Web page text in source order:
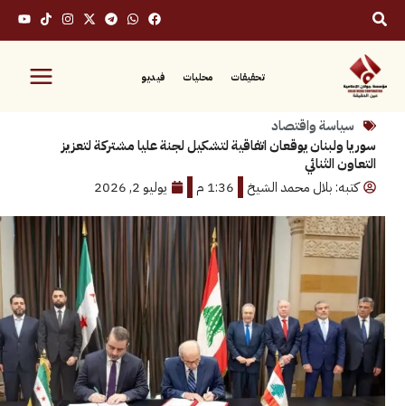
محليات فيديو
واقتصاد
يوقعان اتفاقية لتشكيل لجنة عليا مشتركة لتعزيز
بلال محمد الشيخ
1:36 م يوليو 2, 2026